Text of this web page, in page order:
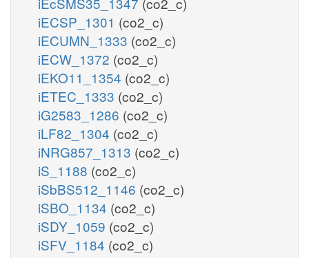
iECSP_1301 (co2_c)
iECUMN_1333 (co2_c)
iECW_1372 (co2_c)
iEKO11_1354 (co2_c)
iETEC_1333 (co2_c)
iG2583_1286 (co2_c)
iLF82_1304 (co2_c)
iNRG857_1313 (co2_c)
iS_1188 (co2_c)
iSbBS512_1146 (co2_c)
iSBO_1134 (co2_c)
iSDY_1059 (co2_c)
iSFV_1184 (co2_c)